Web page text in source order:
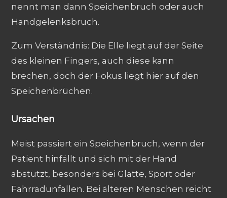
nennt man dann Speichenbruch oder auch
Handgelenksbruch.
Zum Verständnis: Die Elle liegt auf der Seite
des kleinen Fingers, auch diese kann
brechen, doch der Fokus liegt hier auf den
Speichenbrüchen.
Ursachen
Meist passiert ein Speichenbruch, wenn der
Patient hinfällt und sich mit der Hand
abstützt, besonders bei Glätte, Sport oder
Fahrradunfällen. Bei älteren Menschen reicht